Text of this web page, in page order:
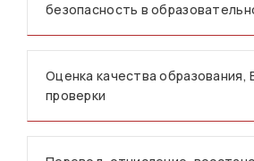
безопасность в
Оценка качества образования,
проверки